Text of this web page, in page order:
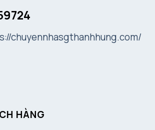
chuyennhasgthanhhung.com/
HÀNG